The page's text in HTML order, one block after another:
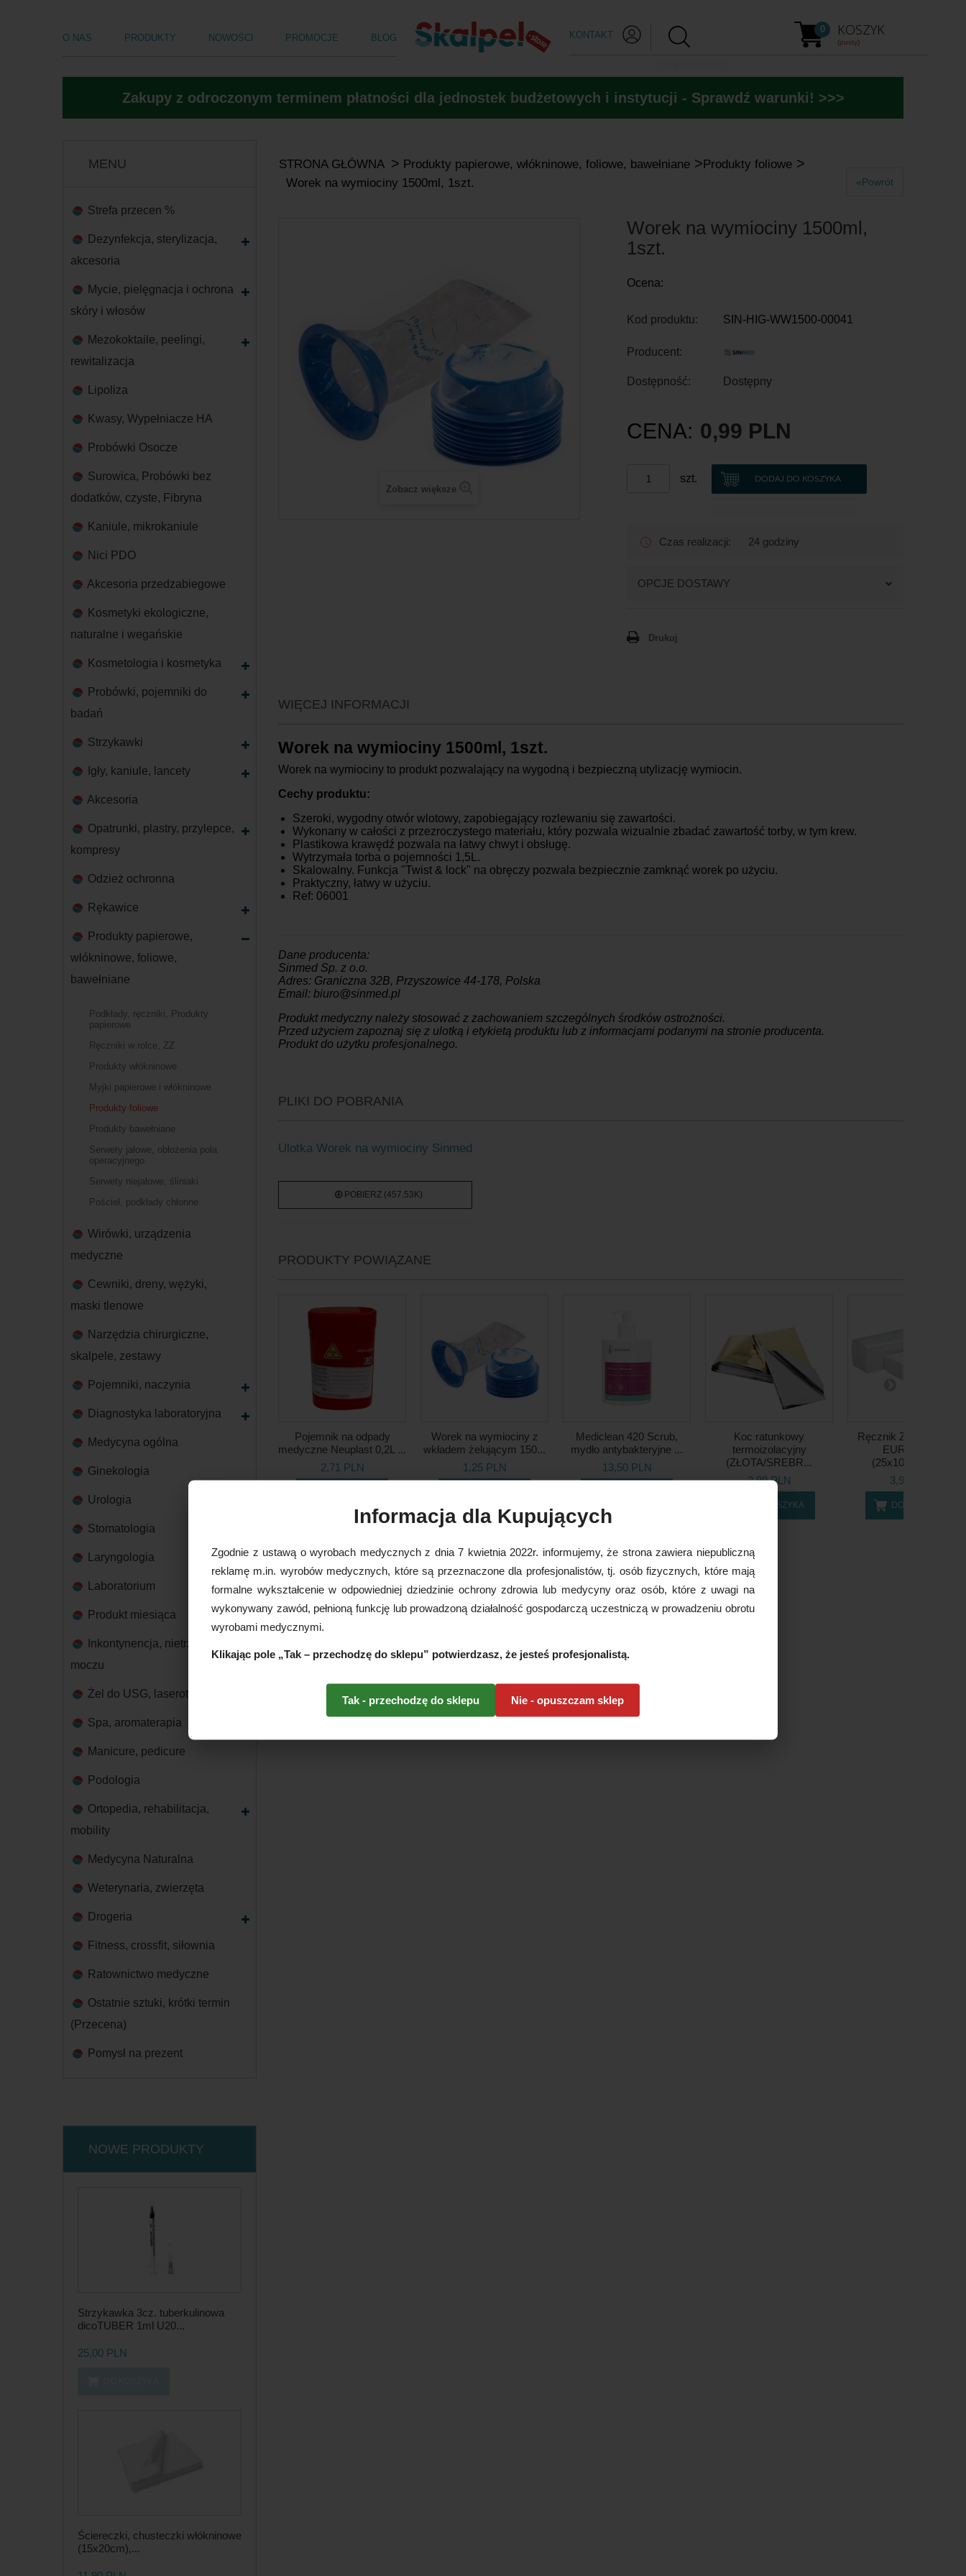
O NAS PRODUKTY NOWOŚCI PROMOCJE BLOG KONTAKT KOSZYK
0
(pusty)
Zakupy z odroczonym terminem płatności dla jednostek budżetowych i instytucji - Sprawdź warunki! >>>
MENU
Strefa przecen %
Dezynfekcja, sterylizacja,
akcesoria
Mycie, pielęgnacja i ochrona
skóry i włosów
Mezokoktaile, peelingi,
rewitalizacja
Lipoliza
Kwasy, Wypełniacze HA
Probówki Osocze
Surowica, Probówki bez
dodatków, czyste, Fibryna
Kaniule, mikrokaniule
Nici PDO
Akcesoria przedzabiegowe
Kosmetyki ekologiczne,
naturalne i wegańskie
Kosmetologia i kosmetyka
Probówki, pojemniki do
badań
Strzykawki
Igły, kaniule, lancety
Akcesoria
Opatrunki, plastry, przylepce,
kompresy
Odzież ochronna
Rękawice
Produkty papierowe,
włókninowe, foliowe,
bawełniane
Podkłady, ręczniki, Produkty
papierowe
Ręczniki w rolce, ZZ
Produkty włókninowe
Myjki papierowe i włókninowe
Produkty foliowe
Produkty bawełniane
Serwety jałowe, obłożenia pola
operacyjnego
Serwety niejałowe, śliniaki
Pościel, podkłady chłonne
Wirówki, urządzenia
medyczne
Cewniki, dreny, wężyki,
maski tlenowe
Narzędzia chirurgiczne,
skalpele, zestawy
Pojemniki, naczynia
Diagnostyka laboratoryjna
Medycyna ogólna
Ginekologia
Urologia
Stomatologia
Laryngologia
Laboratorium
Produkt miesiąca
Inkontynencja, nietrzymanie
moczu
Żel do USG, laseroterapii
Spa, aromaterapia
Manicure, pedicure
Podologia
Ortopedia, rehabilitacja,
mobility
Medycyna Naturalna
Weterynaria, zwierzęta
Drogeria
Fitness, crossfit, siłownia
Ratownictwo medyczne
Ostatnie sztuki, krótki termin
(Przecena)
Pomysł na prezent
NOWE PRODUKTY
Strzykawka 3cz. tuberkulinowa
dicoTUBER 1ml U20...
25,00 PLN
Ściereczki, chusteczki włókninowe
(15x20cm),...
STRONA GŁÓWNA > Produkty papierowe, włókninowe, foliowe, bawełniane >Produkty foliowe >
Worek na wymiociny 1500ml, 1szt. «Powrót
Zobacz większe
Worek na wymiociny 1500ml,
1szt.
Ocena:
Kod produktu: SIN-HIG-WW1500-00041
Producent:
Dostępność: Dostępny
CENA: 0,99 PLN
szt. DODAJ DO KOSZYKA
Czas realizacji: 24 godziny
OPCJE DOSTAWY
Kurier DPD pobraniowy
Drukuj
WIĘCEJ INFORMACJI
Worek na wymiociny 1500ml, 1szt.
Worek na wymiociny to produkt pozwalający na wygodną i bezpieczną utylizację wymiocin.
Cechy produktu:
Szeroki, wygodny otwór wlotowy, zapobiegający rozlewaniu się zawartości.
Wykonany w całości z przezroczystego materiału, który pozwala wizualnie zbadać zawartość torby, w tym krew.
Plastikowa krawędź pozwala na łatwy chwyt i obsługę.
Wytrzymała torba o pojemności 1,5L.
Skalowalny. Funkcja "Twist & lock" na obręczy pozwala bezpiecznie zamknąć worek po użyciu.
Praktyczny, łatwy w użyciu.
Ref: 06001
Dane producenta:
Sinmed Sp. z o.o.
Adres: Graniczna 32B, Przyszowice 44-178, Polska
Email: biuro@sinmed.pl
Produkt medyczny należy stosować z zachowaniem szczególnych środków ostrożności.
Przed użyciem zapoznaj się z ulotką i etykietą produktu lub z informacjami podanymi na stronie producenta.
Produkt do użytku profesjonalnego.
PLIKI DO POBRANIA
Ulotka Worek na wymiociny Sinmed
POBIERZ (457.53K)
PRODUKTY POWIĄZANE
Pojemnik na odpady
medyczne Neuplast 0,2L ...
2,71 PLN
Worek na wymiociny z
wkładem żelującym 150...
1,25 PLN
Mediclean 420 Scrub,
mydło antybakteryjne ...
13,50 PLN
Koc ratunkowy
termoizolacyjny
(ZŁOTA/SREBR...
2,99 PLN
DO KOSZYKA
Ręcznik ZZ PERFECT
EURO 4000
(25x10x10cm) ...
3,95 PLN
DO KOSZYKA
Informacja dla Kupujących
Zgodnie z ustawą o wyrobach medycznych z dnia 7 kwietnia 2022r. informujemy, że strona zawiera niepubliczną
reklamę m.in. wyrobów medycznych, które są przeznaczone dla profesjonalistów, tj. osób fizycznych, które mają
formalne wykształcenie w odpowiedniej dziedzinie ochrony zdrowia lub medycyny oraz osób, które z uwagi na
wykonywany zawód, pełnioną funkcję lub prowadzoną działalność gospodarczą uczestniczą w prowadzeniu obrotu
wyrobami medycznymi.
Klikając pole „Tak – przechodzę do sklepu” potwierdzasz, że jesteś profesjonalistą.
Tak - przechodzę do sklepu Nie - opuszczam sklep